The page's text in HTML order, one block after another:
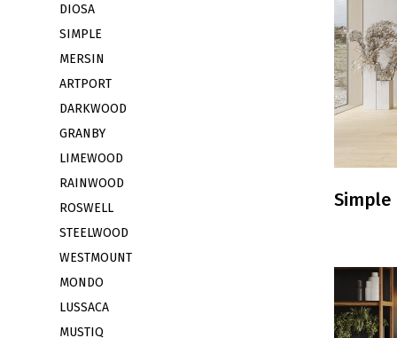
DIOSA
SIMPLE
MERSIN
ARTPORT
DARKWOOD
GRANBY
LIMEWOOD
RAINWOOD
ROSWELL
STEELWOOD
WESTMOUNT
MONDO
LUSSACA
MUSTIQ
Simple